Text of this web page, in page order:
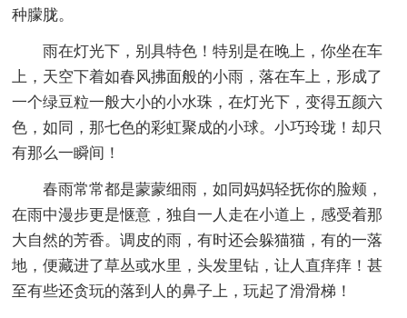
种朦胧。
雨在灯光下，别具特色！特别是在晚上，你坐在车
上，天空下着如春风拂面般的小雨，落在车上，形成了
一个绿豆粒一般大小的小水珠，在灯光下，变得五颜六
色，如同，那七色的彩虹聚成的小球。小巧玲珑！却只
有那么一瞬间！
春雨常常都是蒙蒙细雨，如同妈妈轻抚你的脸颊，
在雨中漫步更是惬意，独自一人走在小道上，感受着那
大自然的芳香。调皮的雨，有时还会躲猫猫，有的一落
地，便藏进了草丛或水里，头发里钻，让人直痒痒！甚
至有些还贪玩的落到人的鼻子上，玩起了滑滑梯！